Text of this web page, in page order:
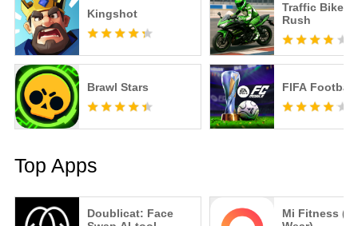
Kingshot
Traffic Bike
Rush
Brawl Stars FIFA Football
Top Apps
Doublicat: Face
Mi Fitness